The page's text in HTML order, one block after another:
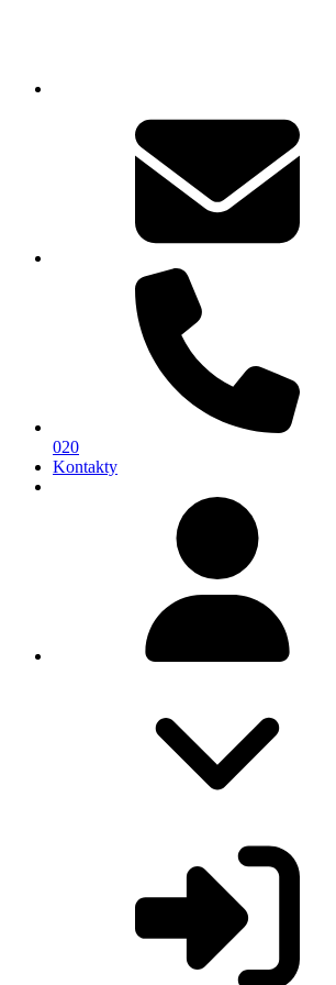
020
Kontakty